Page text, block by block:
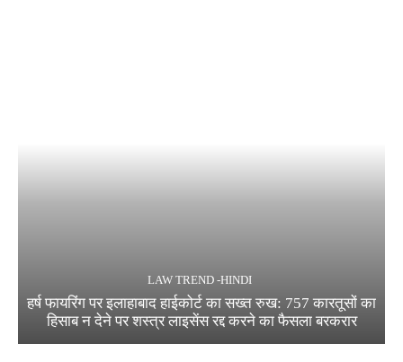
LAW TREND -HINDI
हर्ष फायरिंग पर इलाहाबाद हाईकोर्ट का सख्त रुख: 757 कारतूसों का
हिसाब न देने पर शस्त्र लाइसेंस रद्द करने का फैसला बरकरार